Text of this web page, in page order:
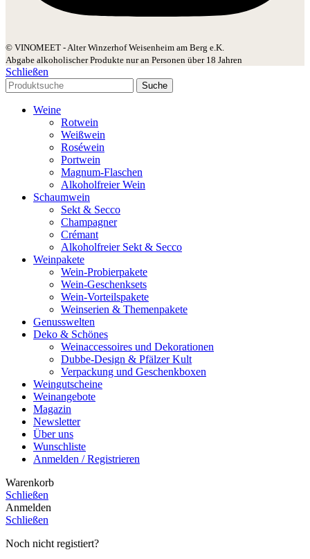
© VINOMEET - Alter Winzerhof Weisenheim am Berg e.K.
Abgabe alkoholischer Produkte nur an Personen über 18 Jahren
Schließen
Suche
Weine
Rotwein
Weißwein
Roséwein
Portwein
Magnum-Flaschen
Alkoholfreier Wein
Schaumwein
Sekt & Secco
Champagner
Crémant
Alkoholfreier Sekt & Secco
Weinpakete
Wein-Probierpakete
Wein-Geschenksets
Wein-Vorteilspakete
Weinserien & Themenpakete
Genusswelten
Deko & Schönes
Weinaccessoires und Dekorationen
Dubbe-Design & Pfälzer Kult
Verpackung und Geschenkboxen
Weingutscheine
Weinangebote
Magazin
Newsletter
Über uns
Wunschliste
Anmelden / Registrieren
Warenkorb
Schließen
Anmelden
Schließen
Noch nicht registiert?